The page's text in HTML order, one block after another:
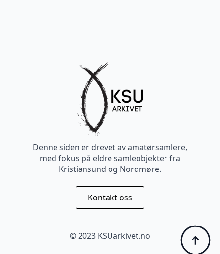
Denne siden er drevet av amatørsamlere,
med fokus på eldre samleobjekter fra
Kristiansund og Nordmøre.
Kontakt oss
© 2023 KSUarkivet.no